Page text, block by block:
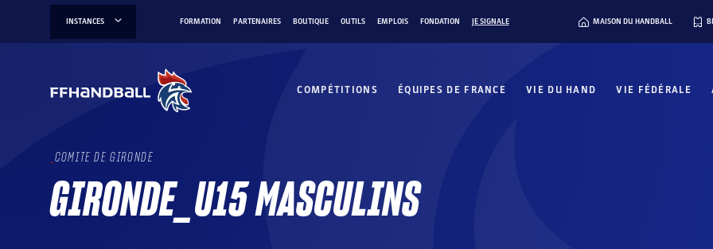
INSTANCES FORMATION PARTENAIRES BOUTIQUE OUTILS EMPLOIS FONDATION JE SIGNALE MAISON DU HANDBALL
COMPÉTITIONS ÉQUIPES DE FRANCE VIE DU HAND VIE FÉDÉRALE
COMITE DE GIRONDE
GIRONDE_U15 MASCULINS